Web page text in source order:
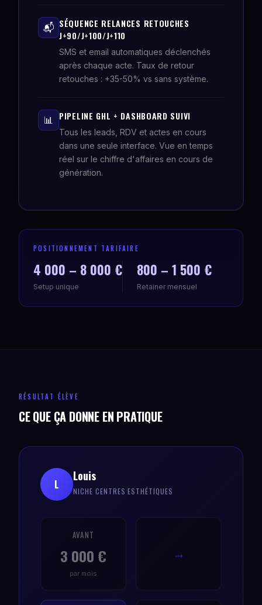
📬 SÉQUENCE RELANCES RETOUCHES
J+90/J+100/J+110
SMS et email automatiques déclenchés
après chaque acte. Taux de retour
retouches : +35-50% vs sans système.
📊 PIPELINE GHL + DASHBOARD SUIVI
Tous les leads, RDV et actes en cours
dans une seule interface. Vue en temps
réel sur le chiffre d'affaires en cours de
génération.
POSITIONNEMENT TARIFAIRE
4 000 – 8 000 €
Setup unique
800 – 1 500 €
Retainer mensuel
RÉSULTAT ÉLÈVE
CE QUE ÇA DONNE EN PRATIQUE
L
Louis
NICHE CENTRES ESTHÉTIQUES
AVANT
3 000 €
par mois
→